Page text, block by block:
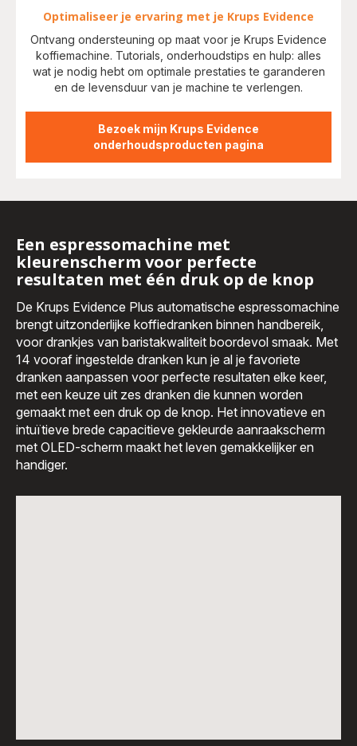
Optimaliseer je ervaring met je Krups Evidence
Ontvang ondersteuning op maat voor je Krups Evidence
koffiemachine. Tutorials, onderhoudstips en hulp: alles
wat je nodig hebt om optimale prestaties te garanderen
en de levensduur van je machine te verlengen.
Bezoek mijn Krups Evidence
onderhoudsproducten pagina
Een espressomachine met
kleurenscherm voor perfecte
resultaten met één druk op de knop
De Krups Evidence Plus automatische espressomachine
brengt uitzonderlijke koffiedranken binnen handbereik,
voor drankjes van baristakwaliteit boordevol smaak. Met
14 vooraf ingestelde dranken kun je al je favoriete
dranken aanpassen voor perfecte resultaten elke keer,
met een keuze uit zes dranken die kunnen worden
gemaakt met een druk op de knop. Het innovatieve en
intuïtieve brede capacitieve gekleurde aanraakscherm
met OLED-scherm maakt het leven gemakkelijker en
handiger.